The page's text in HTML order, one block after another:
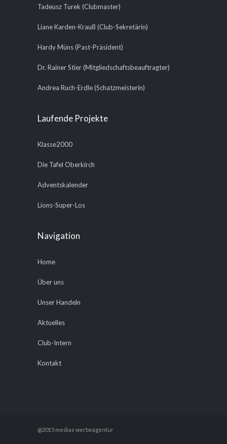
Tadeusz Turek (Clubmaster)
Liane Karden-Krauß (Club-Sekretärin)
Hardy Müns (Past-Präsident)
Dr. Rainer Stier (Mitgliedschaftsbeauftragter)
Andrea Ruch-Erdle (Schatzmeisterin)
Laufende Projekte
Klasse2000
Die Tafel Oberkirch
Adventskalender
Lions-Super-Los
Navigation
Home
Über uns
Unser Handeln
Aktuelles
Club-Intern
Kontakt
@2015 medias werbeagentur